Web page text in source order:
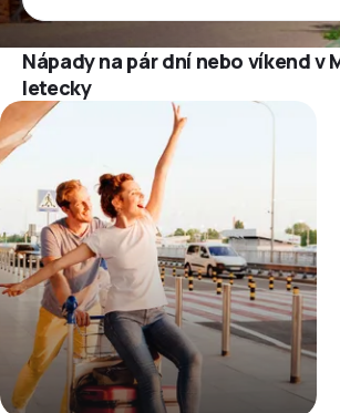
Nápady na pár dní nebo víkend v
letecky